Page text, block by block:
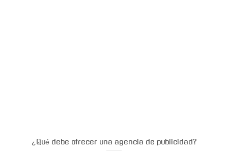
¿Qué debe ofrecer una agencia de publicidad?